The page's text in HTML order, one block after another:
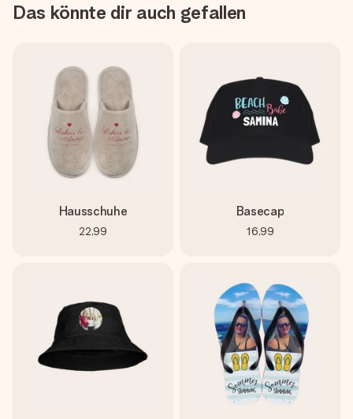
Das könnte dir auch gefallen
Hausschuhe
22,99
Basecap
16,99